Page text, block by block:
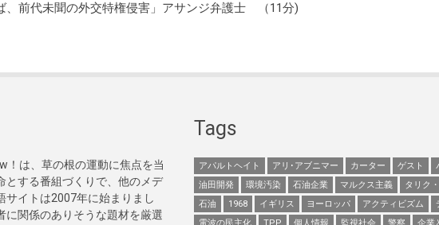
、前代未聞の外交特権侵害」アサンジ弁護士 （11分)
！は、草の根の運動に焦点を当
とする番組づくりで、他のメデ
サイトは2007年に始まりまし
に関係のありそうな題材を厳選
Tags
アパルトヘイト アリ･アブニマー カーター ゲスト
油田開発
環境汚染 石油企業 マルクス主義 タリク
石油
1968 イギリス ヨーロッパ アクティビズム